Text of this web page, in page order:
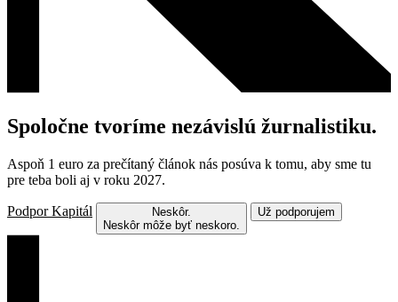
Spoločne tvoríme nezávislú žurnalistiku.
Aspoň 1 euro za prečítaný článok nás posúva k tomu, aby sme tu
pre teba boli aj v roku 2027.
Podpor Kapitál
Neskôr.
Neskôr môže byť neskoro.
Už podporujem